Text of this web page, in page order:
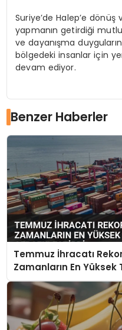
Suriye’de Halep’e dönüş
yapmanın getirdiği
ve dayanışma
bölgedeki insanlar için
devam ediyor.
Benzer Haberler
Temmuz İhracatı
Zamanların En Yüksek
Gerçekleştirdi